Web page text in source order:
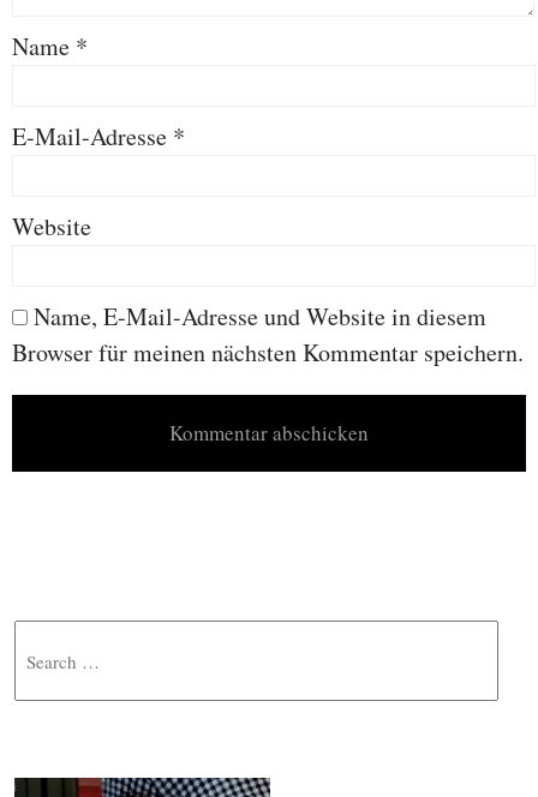
Name *
E-Mail-Adresse *
Website
Name, E-Mail-Adresse und Website in diesem
Browser für meinen nächsten Kommentar speichern.